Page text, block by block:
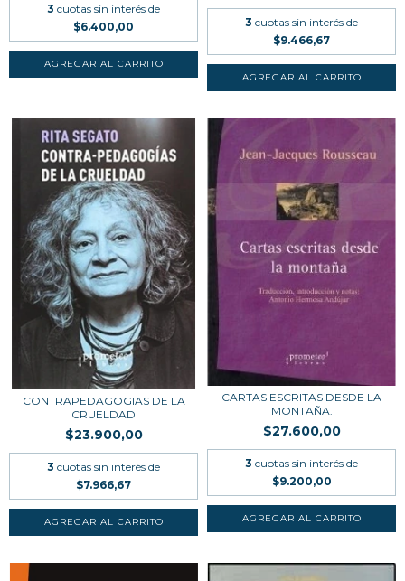
3 cuotas sin interés de
$6.400,00
3 cuotas sin interés de
$9.466,67
CONTRAPEDAGOGIAS DE LA
CRUELDAD
$23.900,00
3 cuotas sin interés de
$7.966,67
CARTAS ESCRITAS DESDE LA
MONTAÑA.
$27.600,00
3 cuotas sin interés de
$9.200,00